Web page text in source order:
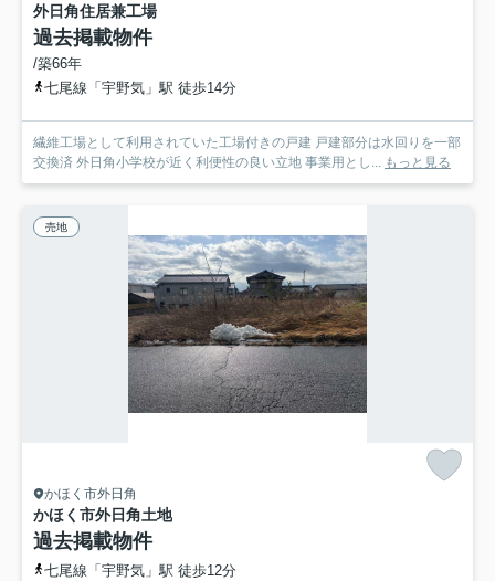
外日角住居兼工場
過去掲載物件
/築66年
七尾線「宇野気」駅 徒歩14分
繊維工場として利用されていた工場付きの戸建 戸建部分は水回りを一部
交換済 外日角小学校が近く利便性の良い立地 事業用とし... もっと見る
売地
かほく市外日角
かほく市外日角土地
過去掲載物件
七尾線「宇野気」駅 徒歩12分